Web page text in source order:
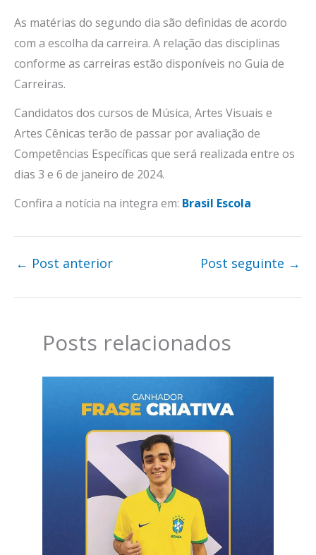
As matérias do segundo dia são definidas de acordo
com a escolha da carreira. A relação das disciplinas
conforme as carreiras estão disponíveis no Guia de
Carreiras.
Candidatos dos cursos de Música, Artes Visuais e
Artes Cênicas terão de passar por avaliação de
Competências Específicas que será realizada entre os
dias 3 e 6 de janeiro de 2024.
Confira a notícia na integra em: Brasil Escola
← Post anterior Post seguinte →
Posts relacionados